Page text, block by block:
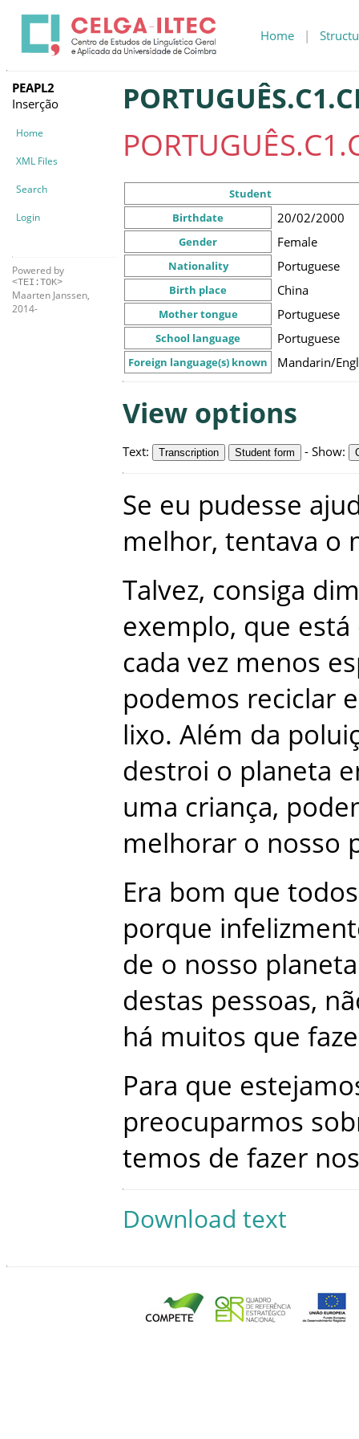
Home |
PEAPL2
Inserção
Home
XML Files
Search
Login
Powered by
<TEI:TOK>
Maarten Janssen,
2014-
Student
Birthdate
20/02/2000
Gender Female
Nationality Portuguese
Birth place China
Mother tongue Portuguese
School language Portuguese
Foreign language(s) known Mandarin/
View options
Text: Transcription Student form - Show:
Se eu pudesse
melhor, tentava o
Talvez, consiga
exemplo, que está
cada vez menos
podemos reciclar e
lixo. Além da
destroi o planeta
uma criança,
melhorar o nosso
Era bom que todos
porque
de o nosso planeta
destas pessoas,
há muitos que
Para que
preocuparmos
temos de fazer
Download text